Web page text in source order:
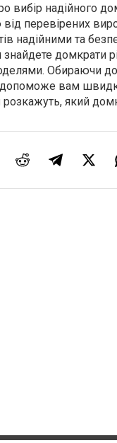
вибір надійного
від перевірених
надійними та
знайдете домкрати
Обираючи
допоможе вам
який